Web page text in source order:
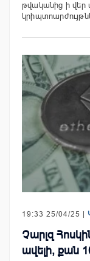
թվականից ի վեր
19:33 25/04/25 |
Չարլզ
ավելի, քան